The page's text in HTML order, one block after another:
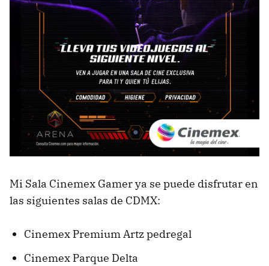
Mi Sala Cinemex Gamer ya se puede disfrutar en
las siguientes salas de CDMX:
Cinemex Premium Artz pedregal
Cinemex Parque Delta